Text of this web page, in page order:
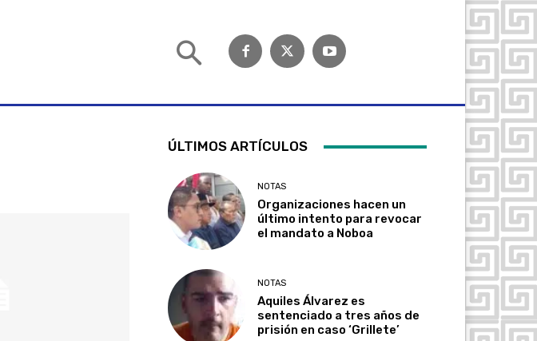
ÚLTIMOS ARTÍCULOS
NOTAS
Organizaciones hacen un
último intento para revocar
el mandato a Noboa
NOTAS
Aquiles Álvarez es
sentenciado a tres años de
prisión en caso ‘Grillete’